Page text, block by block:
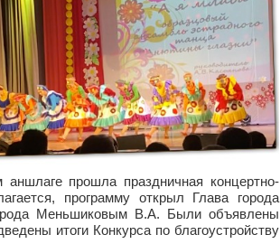
прошла праздничная концертно-
программу открыл Глава города
Меньшиковым
В.А. Были объявлены
итоги Конкурса по благоустройству